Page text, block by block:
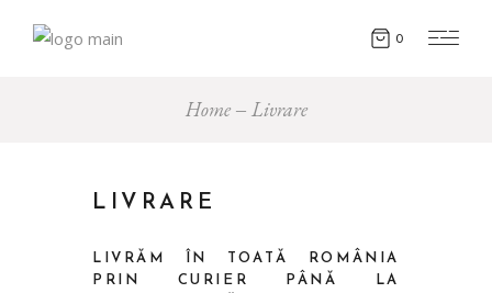
0
Home Livrare
LIVRARE
LIVRĂM ÎN TOATĂ ROMÂNIA
PRIN CURIER PÂNĂ LA